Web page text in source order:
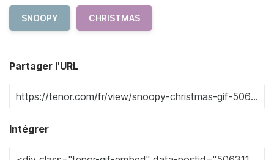
SNOOPY CHRISTMAS
Partager l'URL
Intégrer